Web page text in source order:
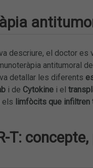
descriure, el doctor es
antitumoral
detallar les diferents
i de Cytokinei el
limfòcits que infiltren
T: